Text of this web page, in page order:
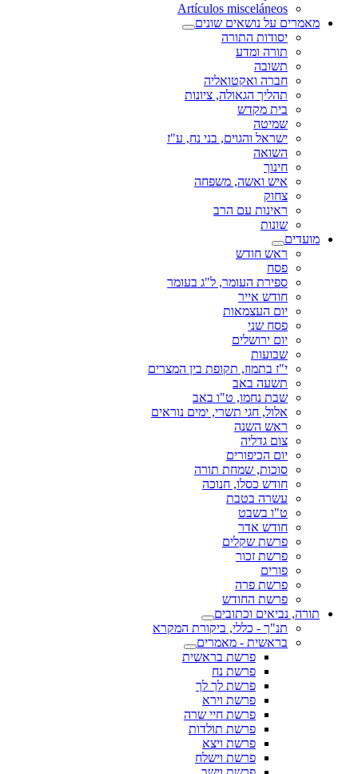
Artículos misceláneos
מאמרים על נושאים שונים
יסודות התורה
תורה ומדע
תשובה
חברה ואקטואליה
תהליך הגאולה, ציונות
בית מקדש
שמיטה
ישראל והגוים, בני נח, ע"ז
השואה
חינוך
איש ואשה, משפחה
צחוק
ראינות עם הרב
שונות
מועדים
ראש חודש
פסח
ספירת העומר, ל"ג בעומר
חודש אייר
יום העצמאות
פסח שני
יום ירושלים
שבועות
י"ז בתמוז, תקופת בין המצרים
תשעה באב
שבת נחמו, ט"ו באב
אלול, חגי תשרי, ימים נוראים
ראש השנה
צום גדליה
יום הכיפורים
סוכות, שמחת תורה
חודש כסלו, חנוכה
עשרה בטבת
ט"ו בשבט
חודש אדר
פרשת שקלים
פרשת זכור
פורים
פרשת פרה
פרשת החודש
תורה, נביאים וכתובים
תנ"ך - כללי, ביקורת המקרא
בראשית - מאמרים
פרשת בראשית
פרשת נח
פרשת לך לך
פרשת וירא
פרשת חיי שרה
פרשת תולדות
פרשת ויצא
פרשת וישלח